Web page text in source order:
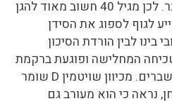
סרטן, מחלות לב וסכרת גובר. לכן מגיל 40 חשוב מאוד להגן
לגוף לספוג את הסידן
בינו לבין הורדת הסיכון
המחלישה ופוגעת ברקמת
מכיוון שויטמין D שומר
נראה כי הוא מעורב גם